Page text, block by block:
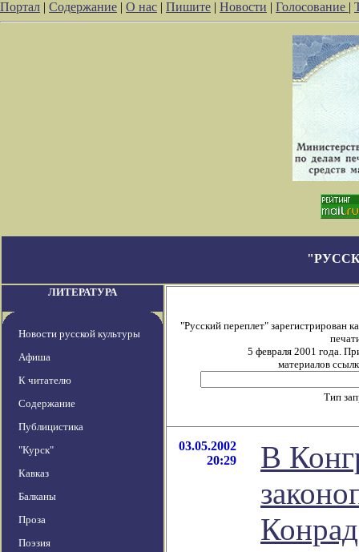
Портал | Содержание | О нас | Пишите | Новости | Голосование |
ЛИТЕРАТУРА
Новости русской культуры
Афиша
К читателю
Содержание
Публицистика
"Курск"
Кавказ
Балканы
Проза
Поэзия
"Русский переплет" зарегистрирован
5 февраля 2001 года.
материалов
Тип
03.05.2002
20:29
В